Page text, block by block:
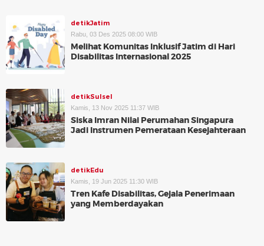
detikJatim
Rabu, 03 Des 2025 08:00 WIB
Melihat Komunitas Inklusif Jatim di Hari
Disabilitas Internasional 2025
detikSulsel
Kamis, 13 Nov 2025 11:37 WIB
Siska Imran Nilai Perumahan Singapura
Jadi Instrumen Pemerataan Kesejahteraan
detikEdu
Kamis, 19 Jun 2025 11:30 WIB
Tren Kafe Disabilitas, Gejala Penerimaan
yang Memberdayakan